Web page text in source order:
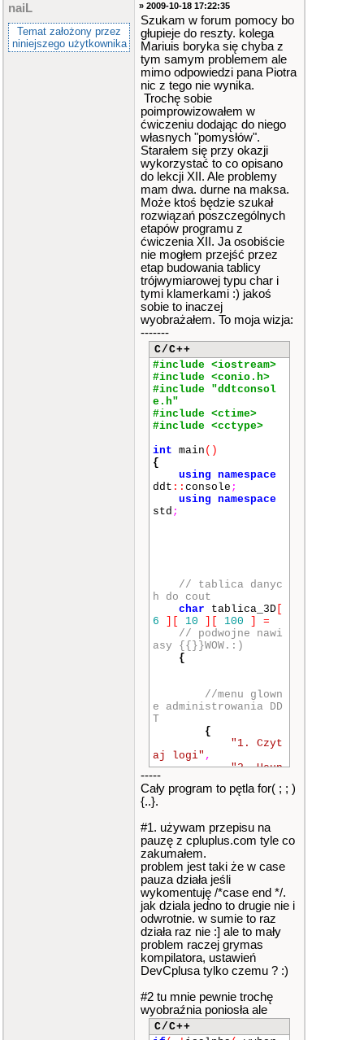
naiL
Temat założony przez
niniejszego użytkownika
» 2009-10-18 17:22:35
Szukam w forum pomocy bo
głupieje do reszty. kolega
Mariuis boryka się chyba z
tym samym problemem ale
mimo odpowiedzi pana Piotra
nic z tego nie wynika.
Trochę sobie
poimprowizowałem w
ćwiczeniu dodając do niego
własnych "pomysłów".
Starałem się przy okazji
wykorzystać to co opisano
do lekcji XII. Ale problemy
mam dwa. durne na maksa.
Może ktoś będzie szukał
rozwiązań poszczególnych
etapów programu z
ćwiczenia XII. Ja osobiście
nie mogłem przejść przez
etap budowania tablicy
trójwymiarowej typu char i
tymi klamerkami :) jakoś
sobie to inaczej
wyobrażałem. To moja wizja:
-------
C/C++
#include <iostream>
#include <conio.h>
#include "ddtconsol
e.h"
#include <ctime>
#include <cctype>
int main ()
{
using namespace
ddt :: console ;
using namespace
std ;
// tablica danyc
h do cout
char tablica_3D
6
10 100
=
// podwojne nawi
asy {{}}WOW.:)
{
//menu glown
e administrowania DD
T
{
"1. Czyt
aj logi" ,
"2. Usun
temat"
"3. List
a oczekujacych pra
"4. Pauz
a",
ec",
trowanie forum DDT"
},
//czytaj log
i
{
"log log
log log log log log
w ktorym nie ma nic
ciekawego"
"log log
-----
Cały program to pętla for( ; ; )
{..}.
#1. używam przepisu na
pauzę z cpluplus.com tyle co
zakumałem.
problem jest taki że w case
pauza działa jeśli
wykomentuję /*case end */.
jak dziala jedno to drugie nie i
odwrotnie. w sumie to raz
działa raz nie :] ale to mały
problem raczej grymas
kompilatora, ustawień
DevCplusa tylko czemu ? :)
#2 tu mnie pewnie trochę
wyobraźnia poniosła ale
C/C++